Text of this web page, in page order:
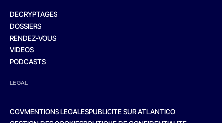
DECRYPTAGES
DOSSIERS
RENDEZ-VOUS
VIDEOS
PODCASTS
LEGAL
CGVMENTIONS LEGALESPUBLICITE SUR ATLANTICO